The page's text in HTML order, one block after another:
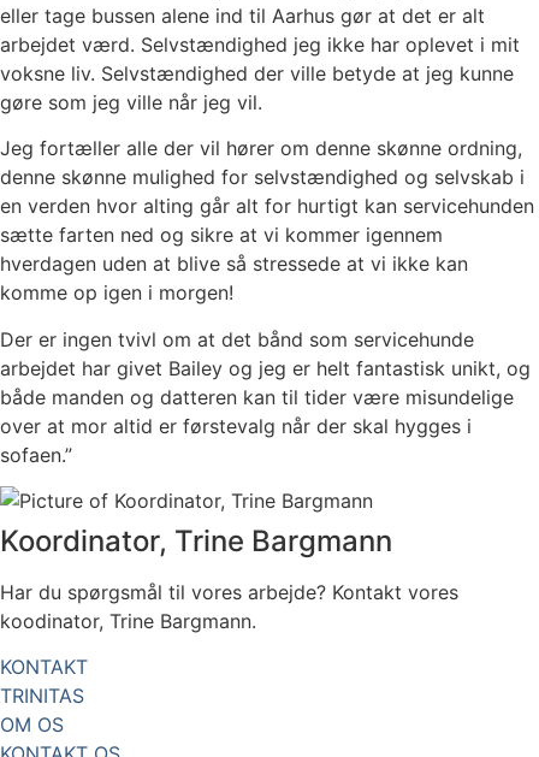
eller tage bussen alene ind til Aarhus gør at det er alt
arbejdet værd. Selvstændighed jeg ikke har oplevet i mit
voksne liv. Selvstændighed der ville betyde at jeg kunne
gøre som jeg ville når jeg vil.
Jeg fortæller alle der vil hører om denne skønne ordning,
denne skønne mulighed for selvstændighed og selvskab i
en verden hvor alting går alt for hurtigt kan servicehunden
sætte farten ned og sikre at vi kommer igennem
hverdagen uden at blive så stressede at vi ikke kan
komme op igen i morgen!
Der er ingen tvivl om at det bånd som servicehunde
arbejdet har givet Bailey og jeg er helt fantastisk unikt, og
både manden og datteren kan til tider være misundelige
over at mor altid er førstevalg når der skal hygges i
sofaen.”
Koordinator, Trine Bargmann
Har du spørgsmål til vores arbejde? Kontakt vores
koodinator, Trine Bargmann.
KONTAKT
TRINITAS
OM OS